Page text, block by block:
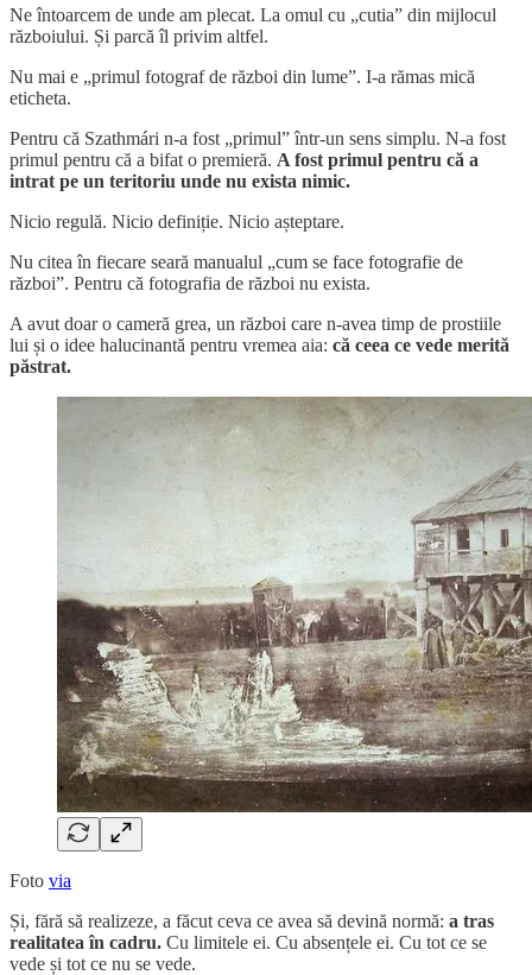
Ne întoarcem de unde am plecat. La omul cu „cutia” din mijlocul
războiului. Și parcă îl privim altfel.
Nu mai e „primul fotograf de război din lume”. I-a rămas mică
eticheta.
Pentru că Szathmári n-a fost „primul” într-un sens simplu. N-a fost
primul pentru că a bifat o premieră. A fost primul pentru că a
intrat pe un teritoriu unde nu exista nimic.
Nicio regulă. Nicio definiție. Nicio așteptare.
Nu citea în fiecare seară manualul „cum se face fotografie de
război”. Pentru că fotografia de război nu exista.
A avut doar o cameră grea, un război care n-avea timp de prostiile
lui și o idee halucinantă pentru vremea aia: că ceea ce vede merită
păstrat.
Foto via
Și, fără să realizeze, a făcut ceva ce avea să devină normă: a tras
realitatea în cadru. Cu limitele ei. Cu absențele ei. Cu tot ce se
vede și tot ce nu se vede.